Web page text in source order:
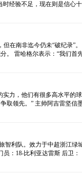
时经验不足，现在则是信心十
在南非迄今仍未“破纪录”。
。 雷哈格尔表示：“我们首
实力，他们有很多高水平的球
取领先。” 主帅阿吉雷坚信
智利队。效力于中超浙江绿
：18-比利亚达雷斯 后卫：